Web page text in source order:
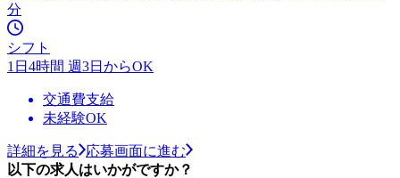
分
シフト
1日4時間 週3日からOK
交通費支給
未経験OK
詳細を見る
応募画面に進む
以下の求人はいかがですか？